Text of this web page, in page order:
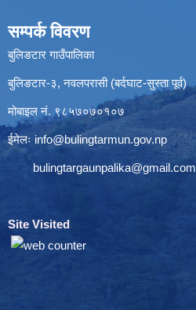
सम्पर्क विवरण
बुलिङटार गाउँपालिका
बुलिङटार-३, नवलपरासी (बर्दघाट-सुस्ता पूर्व)
मोबाइल नं. ९८५७०७०१०७
ईमेलः info@bulingtarmun.gov.np
bulingtargaunpalika@gmail.com
Site Visited: